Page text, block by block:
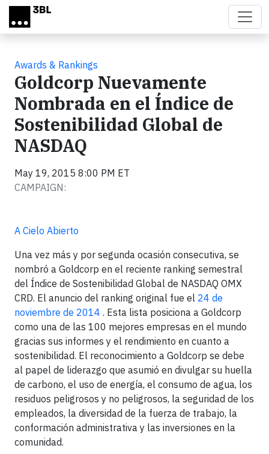
Skip to main content
Awards & Rankings
Goldcorp Nuevamente
Nombrada en el Índice de
Sostenibilidad Global de
NASDAQ
May 19, 2015 8:00 PM ET
CAMPAIGN:
A Cielo Abierto
Una vez más y por segunda ocasión consecutiva, se
nombró a Goldcorp en el reciente ranking semestral
del Índice de Sostenibilidad Global de NASDAQ OMX
CRD. El anuncio del ranking original fue el 24 de
noviembre de 2014 . Esta lista posiciona a Goldcorp
como una de las 100 mejores empresas en el mundo
gracias sus informes y el rendimiento en cuanto a
sostenibilidad. El reconocimiento a Goldcorp se debe
al papel de liderazgo que asumió en divulgar su huella
de carbono, el uso de energía, el consumo de agua, los
residuos peligrosos y no peligrosos, la seguridad de los
empleados, la diversidad de la fuerza de trabajo, la
conformación administrativa y las inversiones en la
comunidad.